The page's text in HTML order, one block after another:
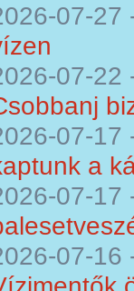
07-27
07-22
07-17
a
07-17
07-16